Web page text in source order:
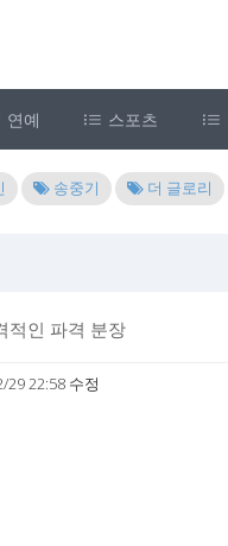
연예 스포츠
송중기 더 글로리
적인 파격 분장
22:58 수정